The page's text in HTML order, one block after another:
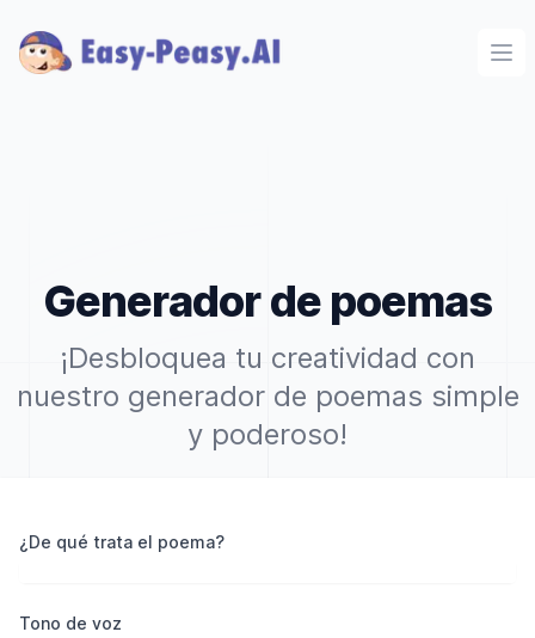
Generador de poemas
¡Desbloquea tu creatividad con
nuestro generador de poemas simple
y poderoso!
¿De qué trata el poema?
Tono de voz